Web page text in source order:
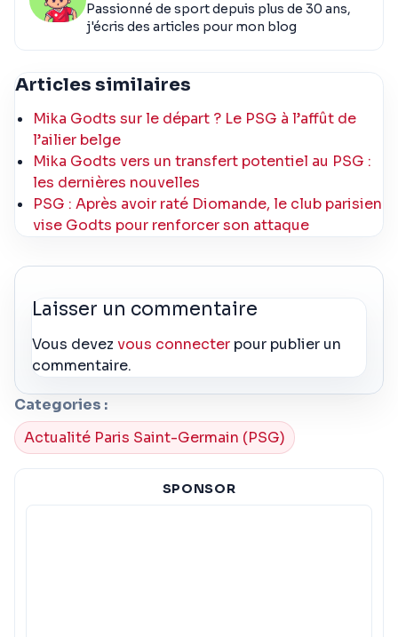
Passionné de sport depuis plus de 30 ans,
j'écris des articles pour mon blog
Articles similaires
Mika Godts sur le départ ? Le PSG à l’affût de
l’ailier belge
Mika Godts vers un transfert potentiel au PSG :
les dernières nouvelles
PSG : Après avoir raté Diomande, le club parisien
vise Godts pour renforcer son attaque
Laisser un commentaire
Vous devezvous connecter pour publier un
commentaire.
Categories :
Actualité Paris Saint-Germain (PSG)
SPONSOR